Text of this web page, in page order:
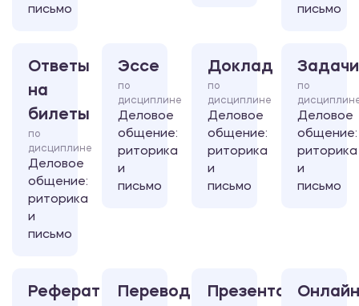
письмо
письмо
Ответы
на
билеты
по
дисциплине
Деловое
общение:
риторика
и
письмо
Эссе
по
дисциплине
Деловое
общение:
риторика
и
письмо
Доклад
по
дисциплине
Деловое
общение:
риторика
и
письмо
Задачи
по
Деловое
общение:
риторика
и
письмо
Реферат Перевод Презентация